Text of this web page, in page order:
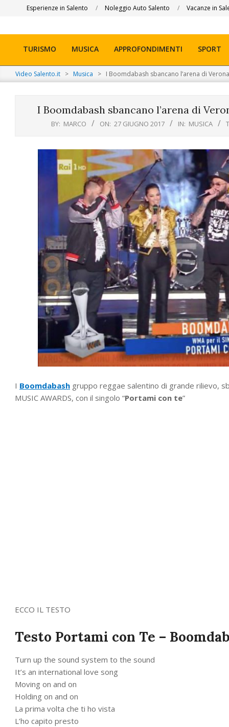
Esperienze in Salento Noleggio Auto Salento Vacanze in
Navigation
Menu
TURISMO MUSICA APPROFONDIMENTI SPORT
Video Salento.it > Musica > I Boomdabash sbancano l’arena di
I Boomdabash sbancano l’arena di
BY: MARCO ON: 27 GIUGNO 2017 IN: MUSICA
I Boomdabash gruppo reggae salentino di grande rilievo,
MUSIC AWARDS, con il singolo “Portami con te”
ECCO IL TESTO
Testo Portami con Te –
Turn up the sound system to the sound
It’s an international love song
Moving on and on
Holding on and on
La prima volta che ti ho vista
L’ho capito presto